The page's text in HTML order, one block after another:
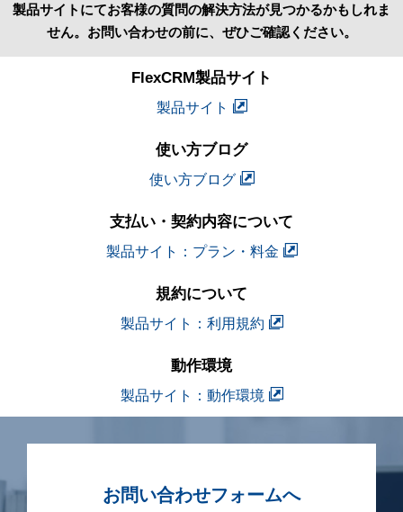
製品サイトにてお客様の質問の解決方法が見つかるかもしれま
せん。お問い合わせの前に、ぜひご確認ください。
FlexCRM製品サイト
製品サイト
使い方ブログ
使い方ブログ
支払い・契約内容について
製品サイト：プラン・料金
規約について
製品サイト：利用規約
動作環境
製品サイト：動作環境
お問い合わせフォームへ